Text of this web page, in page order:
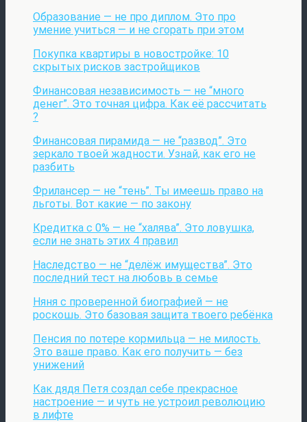
Образование — не про диплом. Это про
умение учиться — и не сгорать при этом
Покупка квартиры в новостройке: 10
скрытых рисков застройщиков
Финансовая независимость — не “много
денег”. Это точная цифра. Как её рассчитать
?
Финансовая пирамида — не “развод”. Это
зеркало твоей жадности. Узнай, как его не
разбить
Фрилансер — не “тень”. Ты имеешь право на
льготы. Вот какие — по закону
Кредитка с 0% — не “халява”. Это ловушка,
если не знать этих 4 правил
Наследство — не “делёж имущества”. Это
последний тест на любовь в семье
Няня с проверенной биографией — не
роскошь. Это базовая защита твоего ребёнка
Пенсия по потере кормильца — не милость.
Это ваше право. Как его получить — без
унижений
Как дядя Петя создал себе прекрасное
настроение — и чуть не устроил революцию
в лифте